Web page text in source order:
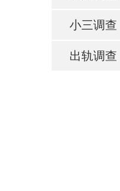
小三调查
出轨调查